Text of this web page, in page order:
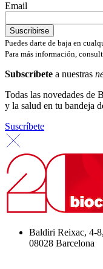
Email
Puedes darte de baja en
Para más información,
Subscríbete a nuestras
Todas las novedades de
y la salud en tu bandeja
Suscríbete
Baldiri Reixac, 4-
08028 Barcelona